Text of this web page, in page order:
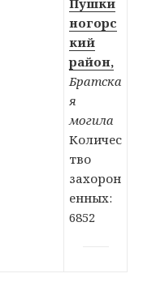
Пушки
ногорс
кий
район,
Братска
я
могила
Количес
тво
захорон
енных:
6852